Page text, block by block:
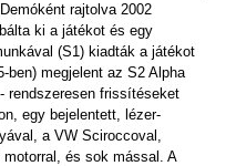
rajtolva 2002
ki a játékot és egy
(S1) kiadták a játékot
ben) megjelent az S2 Alpha
rendszeresen frissítéseket
egy bejelentett, lézer-
a VW Sciroccoval,
és sok mással. A